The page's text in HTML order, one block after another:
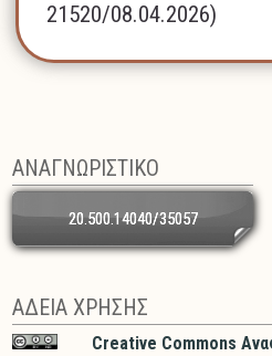
21520/08.04.2026)
ΑΝΑΓΝΩΡΙΣΤΙΚΟ
20.500.14040/35057
ΑΔΕΙΑ ΧΡΗΣΗΣ
Creative Commons